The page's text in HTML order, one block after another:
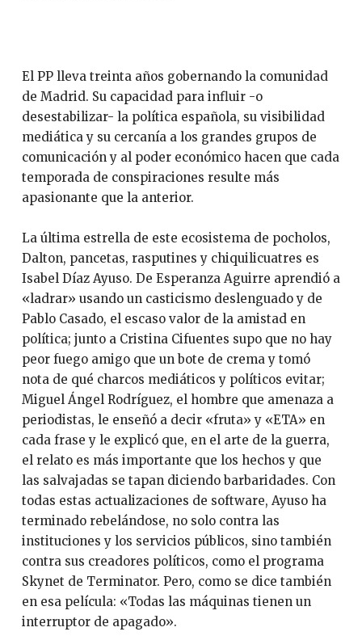
El PP lleva treinta años gobernando la comunidad
de Madrid. Su capacidad para influir -o
desestabilizar- la política española, su visibilidad
mediática y su cercanía a los grandes grupos de
comunicación y al poder económico hacen que cada
temporada de conspiraciones resulte más
apasionante que la anterior.
La última estrella de este ecosistema de pocholos,
Dalton, pancetas, rasputines y chiquilicuatres es
Isabel Díaz Ayuso. De Esperanza Aguirre aprendió a
«ladrar» usando un casticismo deslenguado y de
Pablo Casado, el escaso valor de la amistad en
política; junto a Cristina Cifuentes supo que no hay
peor fuego amigo que un bote de crema y tomó
nota de qué charcos mediáticos y políticos evitar;
Miguel Ángel Rodríguez, el hombre que amenaza a
periodistas, le enseñó a decir «fruta» y «ETA» en
cada frase y le explicó que, en el arte de la guerra,
el relato es más importante que los hechos y que
las salvajadas se tapan diciendo barbaridades. Con
todas estas actualizaciones de software, Ayuso ha
terminado rebelándose, no solo contra las
instituciones y los servicios públicos, sino también
contra sus creadores políticos, como el programa
Skynet de Terminator. Pero, como se dice también
en esa película: «Todas las máquinas tienen un
interruptor de apagado».